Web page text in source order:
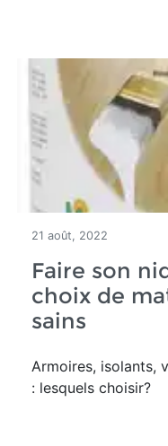
21 août, 2022
Faire son
choix de
sains
Armoires, isolants,
: lesquels choisir?